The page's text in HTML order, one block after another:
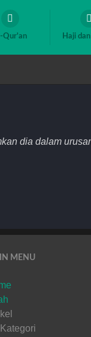
Qur'an Haji
dia dalam
MENU
Kategori